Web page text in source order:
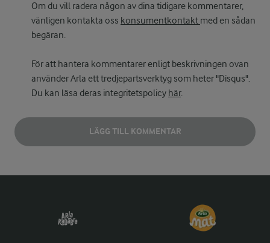
Om du vill radera någon av dina tidigare kommentarer,
vänligen kontakta oss konsumentkontakt med en sådan
begäran.
För att hantera kommentarer enligt beskrivningen ovan
använder Arla ett tredjepartsverktyg som heter "Disqus".
Du kan läsa deras integritetspolicy här.
LÄGG TILL KOMMENTAR